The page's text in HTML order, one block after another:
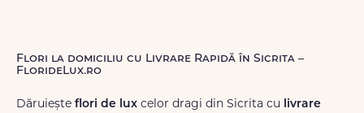
Flori la domiciliu cu Livrare Rapidă în Sicrita –
FlorideLux.ro
Dăruiește flori de lux celor dragi din Sicrita cu livrare